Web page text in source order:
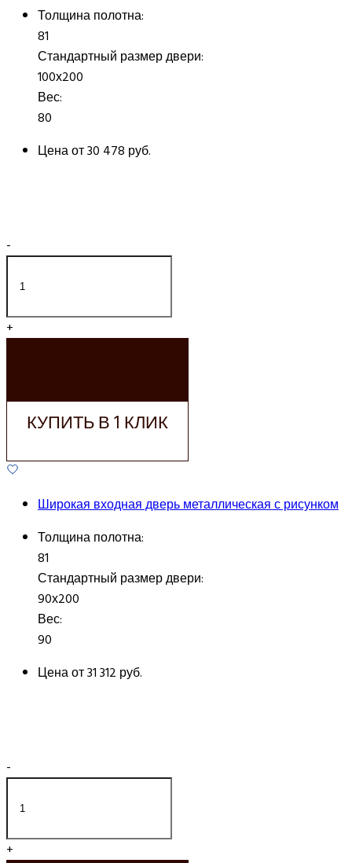
Толщина полотна:
81
Стандартный размер двери:
100х200
Вес:
80
Цена от30 478 руб.
-
+
КУПИТЬ В 1 КЛИК
Широкая входная дверь металлическая с рисунком
Толщина полотна:
81
Стандартный размер двери:
90х200
Вес:
90
Цена от31 312 руб.
-
+